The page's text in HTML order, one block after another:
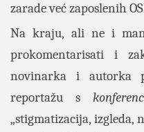
zarade već zaposlenih
Na kraju, ali ne i
prokomentarisati i
novinarka i autorka
reportažu s
„stigmatizacija, izgleda,